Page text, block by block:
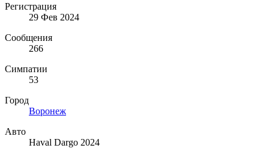
Регистрация
29 Фев 2024
Сообщения
266
Симпатии
53
Город
Воронеж
Авто
Haval Dargo 2024